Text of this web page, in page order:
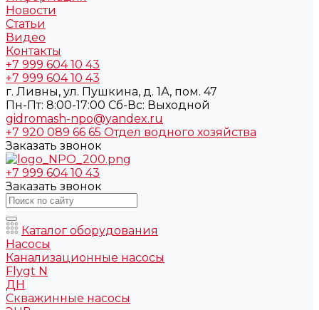
Новости
Статьи
Видео
Контакты
+7 999 604 10 43
+7 999 604 10 43
г. Ливны, ул. Пушкина, д. 1А, пом. 47
Пн-Пт: 8:00-17:00 Cб-Вс: Выходной
gidromash-npo@yandex.ru
+7 920 089 66 65 Отдел водного хозяйства
Заказать звонок
+7 999 604 10 43
Заказать звонок
Каталог оборудования
Насосы
Канализационные насосы
Flygt N
ДН
Скважинные насосы